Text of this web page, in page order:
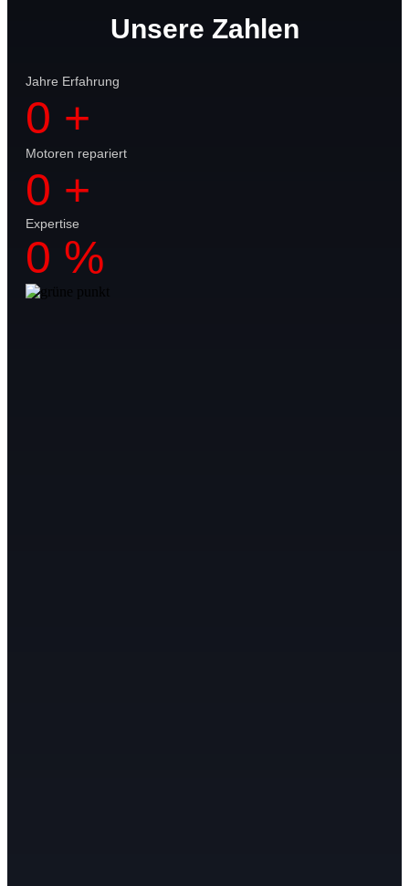
Unsere Zahlen
Jahre Erfahrung
0 +
Motoren repariert
0 +
Expertise
0 %